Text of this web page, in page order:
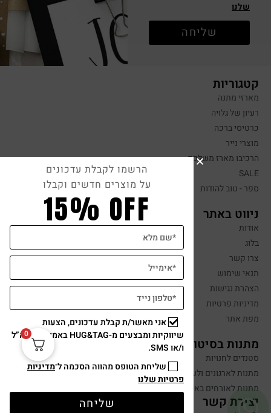
שלנו
שליחה
קטגוריות
מארזי מתנה
רעיון של גלויה
כרטיסי ברכה
מוצרי נייר
הרכיבו מארז משלכם
SALE
ספר - טוב להודות
ניווט באתר
אודות
בלוג
צרו קשר
תנאי שימוש
הצהרת נגישות
מדיניות פרטיות
מפת אתר
מתנות בסיטונאות
סטנדים לחנויות
מתנות לארגונים ולעובדים
מתנות לאורחים באירועים
יצירת קשר
0
הרשמו לקבלת עדכונים
על מוצרים חדשים וקבלו
15% OFF
אני מאשר/ת קבלת עדכונים, הצעות
שיווקיות ומבצעים מ-HUG&TAG באמצעות דוא”ל
ו/או SMS.
שליחת הטופס מהווה הסכמה ל־מדיניות
פרטיות שלנו
שליחה